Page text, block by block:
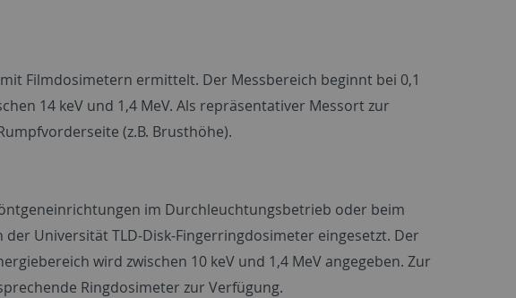
Filmdosimetern ermittelt. Der Messbereich beginnt bei 0,1
14 keV und 1,4 MeV. Als repräsentativer Messort zur
(z.B. Brusthöhe).
im Durchleuchtungsbetrieb oder beim
Universität TLD-Disk-Fingerringdosimeter eingesetzt. Der
wird zwischen 10 keV und 1,4 MeV angegeben. Zur
Ringdosimeter zur Verfügung.